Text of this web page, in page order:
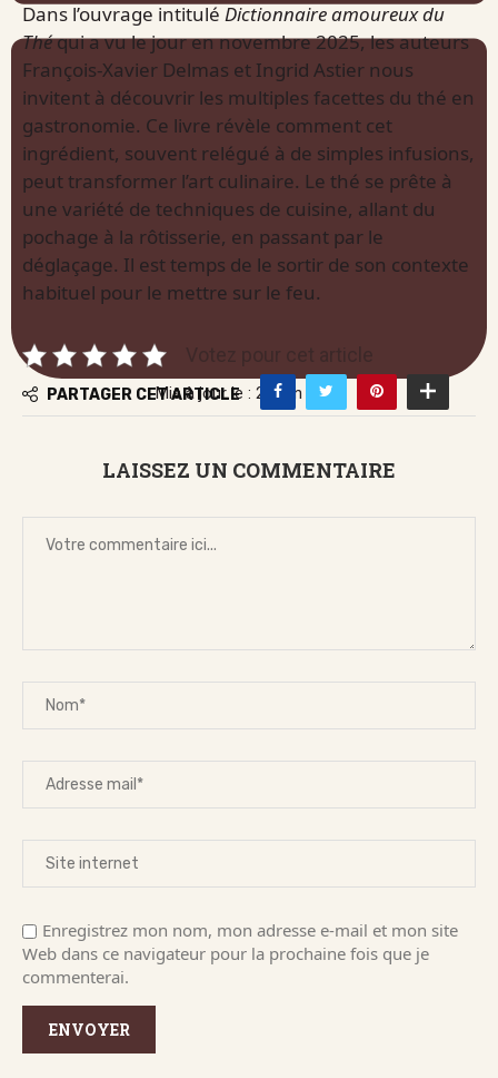
Mis à jour le : 22 juin 2026
Dans l’ouvrage intitulé Dictionnaire amoureux du
Théqui a vu le jour en novembre 2025, les auteurs
François-Xavier Delmas et Ingrid Astier nous
invitent à découvrir les multiples facettes du thé en
gastronomie. Ce livre révèle comment cet
ingrédient, souvent relégué à de simples infusions,
peut transformer l’art culinaire. Le thé se prête à
une variété de techniques de cuisine, allant du
pochage à la rôtisserie, en passant par le
déglaçage. Il est temps de le sortir de son contexte
habituel pour le mettre sur le feu.
Votez pour cet article
PARTAGER CET ARTICLE
LAISSEZ UN COMMENTAIRE
Enregistrez mon nom, mon adresse e-mail et mon site
Web dans ce navigateur pour la prochaine fois que je
commenterai.